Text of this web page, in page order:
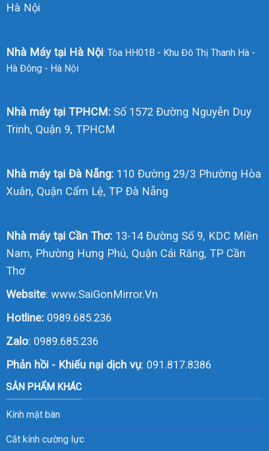
Hà Nội
Nhà Máy tại Hà Nội: Tòa HH01B - Khu Đô Thị Thanh Hà -
Hà Đông - Hà Nội
Nhà máy tại TPHCM:Số 1572 Đường Nguyễn Duy
Trinh, Quận 9, TPHCM
Nhà máy tại Đà Nẵng:110 Đường 29/3 Phường Hòa
Xuân, Quận Cẩm Lệ, TP Đà Nẵng
Nhà máy tại Cần Thơ:13-14 Đường Số 9, KDC Miền
Nam, Phường Hưng Phú, Quận Cái Răng, TP Cần
Thơ
Website: www.SaiGonMirror.Vn
Hotline: 0989.685.236
Zalo: 0989.685.236
Phản hồi - Khiếu nại dịch vụ: 091.817.8386
SẢN PHẨM KHÁC
Kính mặt bàn
Cắt kính cường lực